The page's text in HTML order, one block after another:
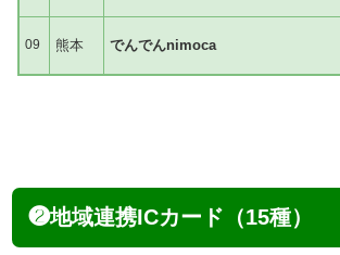
09 熊本 でんでんnimoca
❷地域連携ICカード（15種）